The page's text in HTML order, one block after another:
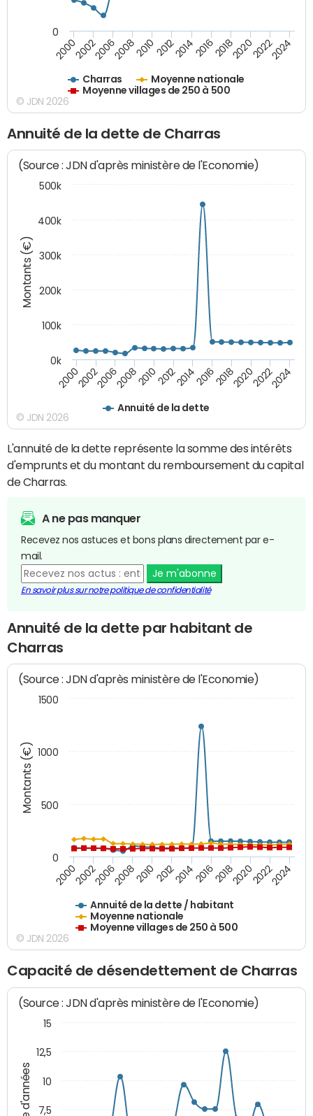
Charras
Moyenne nationale
Moyenne villages de 250 à 500
200020022006200820102012201420162018202020222024
0
© JDN 2026
Annuité de la dette de Charras
Montants (€)
(Source : JDN d'après ministère de l'Economie)
Annuité de la dette
200020022006200820102012201420162018202020222024
0k
100k
200k
300k
400k
500k
© JDN 2026
L'annuité de la dette représente la somme des intérêts
d'emprunts et du montant du remboursement du capital
de Charras.
A ne pas manquer
Recevez nos astuces et bons plans directement par e-
mail.
Je m'abonne
En savoir plus sur notre politique de confidentialité
Annuité de la dette par habitant de
Charras
Montants (€)
(Source : JDN d'après ministère de l'Economie)
Annuité de la dette / habitant
Moyenne nationale
Moyenne villages de 250 à 500
200020022006200820102012201420162018202020222024
0
500
1000
1500
© JDN 2026
Capacité de désendettement de Charras
(Source : JDN d'après ministère de l'Economie)
7,5
10
12,5
15